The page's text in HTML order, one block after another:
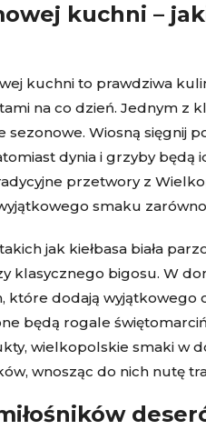
kuchni –
kuchni to prawdziwa
na co dzień. Jednym z
sezonowe. Wiosną sięgnij
dynia i grzyby
przetwory z
smaku
jak kiełbasa biała
klasycznego bigosu. W
które dodają wyjątkowego
będą rogale
wielkopolskie smaki w
wnosząc do nich nutę